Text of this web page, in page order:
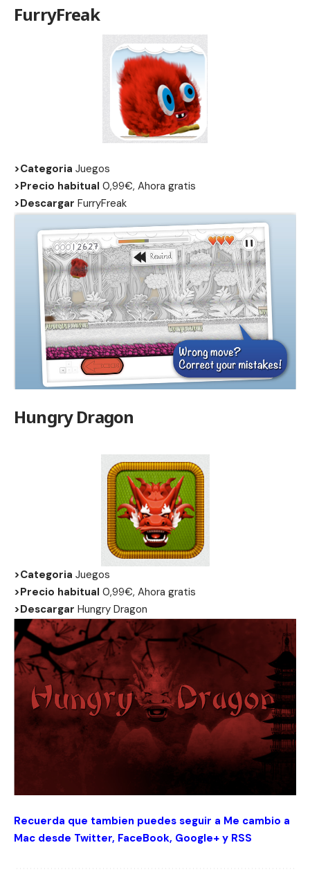
FurryFreak
>Categoria Juegos
>Precio habitual 0,99€, Ahora gratis
>Descargar FurryFreak
Hungry Dragon
>Categoria Juegos
>Precio habitual 0,99€, Ahora gratis
>Descargar Hungry Dragon
Recuerda que tambien puedes seguir a Me cambio a
Mac desde Twitter, FaceBook, Google+ y RSS